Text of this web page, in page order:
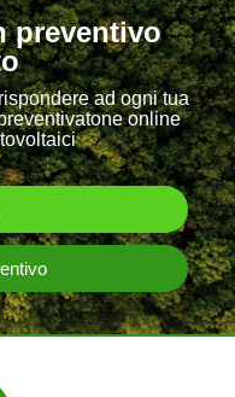
preventivo
ad ogni tua
online